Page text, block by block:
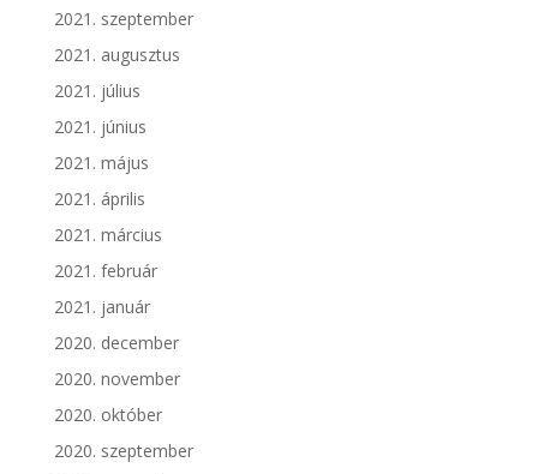
2021. szeptember
2021. augusztus
2021. július
2021. június
2021. május
2021. április
2021. március
2021. február
2021. január
2020. december
2020. november
2020. október
2020. szeptember